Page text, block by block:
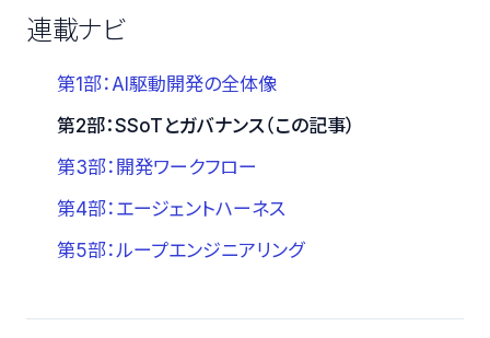
連載ナビ
第1部：AI駆動開発の全体像
第2部：SSoTとガバナンス（この記事）
第3部：開発ワークフロー
第4部：エージェントハーネス
第5部：ループエンジニアリング